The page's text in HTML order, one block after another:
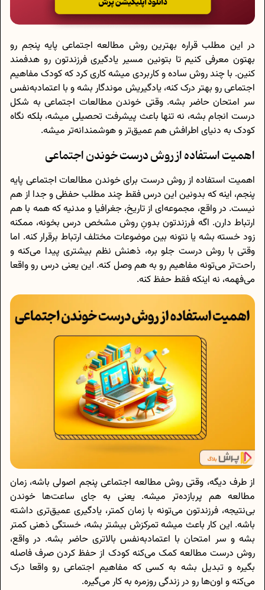
در این مطلب قراره بهترین روش مطالعه اجتماعی پایه پنجم رو
بهتون معرفی کنیم تا بتونین مسیر یادگیری فرزندتون رو هدفمند
کنین. با چند روش ساده و کاربردی میشه کاری کرد که کودک مفاهیم
اجتماعی رو بهتر درک کنه، یادگیریش موندگار بشه و با اعتمادبه‌نفس
سر امتحان حاضر بشه. وقتی خوندن مطالعات اجتماعی به شکل
درست انجام بشه، نه تنها باعث پیشرفت تحصیلی میشه، بلکه نگاه
کودک به دنیای اطرافش هم عمیق‌تر و هوشمندانه‌تر میشه.
اهمیت استفاده از روش درست خوندن اجتماعی
اهمیت استفاده از روش درست برای خوندن مطالعات اجتماعی پایه
پنجم، اینه که بدونین این درس فقط چند مطلب حفظی و جدا از هم
نیست. در واقع، مجموعه‌ای از تاریخ، جغرافیا و مدنیه که همه با هم
ارتباط دارن. اگه فرزندتون بدونِ روش مشخص درس بخونه، ممکنه
زود خسته بشه یا نتونه بین موضوعات مختلف ارتباط برقرار کنه. اما
وقتی با روش درست جلو بره، ذهنش نظم بیشتری پیدا می‌کنه و
راحت‌تر می‌تونه مفاهیم رو به هم وصل کنه. این یعنی درس رو واقعا
می‌فهمه، نه اینکه فقط حفظ کنه.
از طرف دیگه، وقتی روش مطالعه اجتماعی پنجم اصولی باشه، زمان
مطالعه هم پربازده‌تر میشه. یعنی به جای ساعت‌ها خوندن
بی‌نتیجه، فرزندتون می‌تونه با زمان کمتر، یادگیری عمیق‌تری داشته
باشه. این کار باعث میشه تمرکزش بیشتر بشه، خستگی ذهنی کمتر
بشه و سر امتحان با اعتمادبه‌نفس بالاتری حاضر بشه. در واقع،
روش درست مطالعه کمک می‌کنه کودک از حفظ کردن صرف فاصله
بگیره و تبدیل بشه به کسی که مفاهیم اجتماعی رو واقعا درک
می‌کنه و اون‌ها رو در زندگی روزمره به کار می‌گیره.